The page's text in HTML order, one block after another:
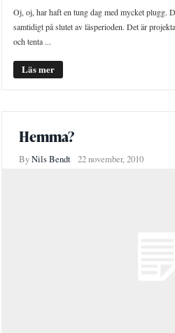
Oj, oj, har haft en tung dag med mycket plugg.
samtidigt på slutet av läsperioden. Det är
och tenta ...
Läs mer
Hemma?
ByNils Bendt 22 november, 2010